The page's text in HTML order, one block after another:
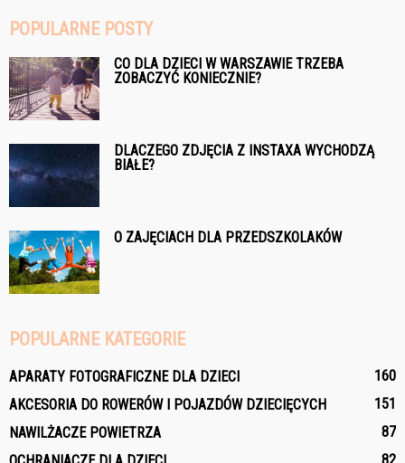
POPULARNE POSTY
CO DLA DZIECI W WARSZAWIE TRZEBA
ZOBACZYĆ KONIECZNIE?
DLACZEGO ZDJĘCIA Z INSTAXA WYCHODZĄ
BIAŁE?
O ZAJĘCIACH DLA PRZEDSZKOLAKÓW
POPULARNE KATEGORIE
APARATY FOTOGRAFICZNE DLA DZIECI
160
AKCESORIA DO ROWERÓW I POJAZDÓW DZIECIĘCYCH
151
NAWILŻACZE POWIETRZA
87